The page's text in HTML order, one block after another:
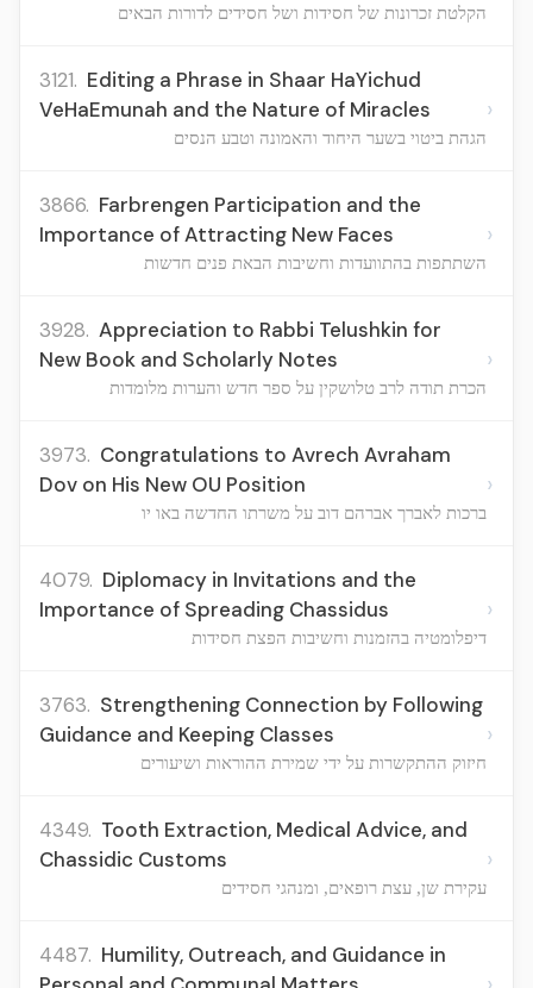
הקלטת זכרונות של חסידות ושל חסידים לדורות הבאים
3121. Editing a Phrase in Shaar HaYichud
VeHaEmunah and the Nature of Miracles
הגהת ביטוי בשער היחוד והאמונה וטבע הנסים
›
3866. Farbrengen Participation and the
Importance of Attracting New Faces
השתתפות בהתוועדות וחשיבות הבאת פנים חדשות
›
3928. Appreciation to Rabbi Telushkin for
New Book and Scholarly Notes
הכרת תודה לרב טלושקין על ספר חדש והערות מלומדות
›
3973. Congratulations to Avrech Avraham
Dov on His New OU Position
ברכות לאברך אברהם דוב על משרתו החדשה באו יו
›
4079. Diplomacy in Invitations and the
Importance of Spreading Chassidus
דיפלומטיה בהזמנות וחשיבות הפצת חסידות
›
3763. Strengthening Connection by Following
Guidance and Keeping Classes
חיזוק ההתקשרות על ידי שמירת ההוראות ושיעורים
›
4349. Tooth Extraction, Medical Advice, and
Chassidic Customs
עקירת שן, עצת רופאים, ומנהגי חסידים
›
4487. Humility, Outreach, and Guidance in